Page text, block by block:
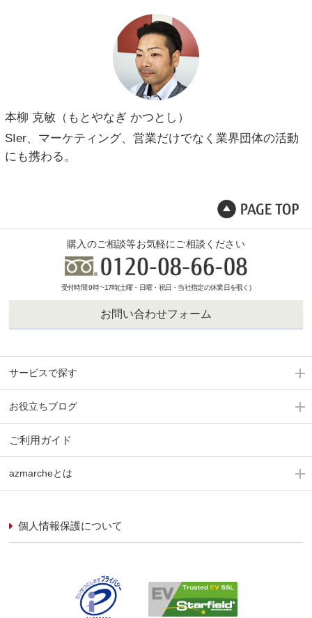
本柳 克敏（もとやなぎ かつとし）
SIer、マーケティング、営業だけでなく業界団体の活動
にも携わる。
購入のご相談等お気軽にご相談ください
受付時間 9時 ~17時(土曜・日曜・祝日・当社指定の休業日を覗く)
お問い合わせフォーム
サービスで探す
お役立ちブログ
ご利用ガイド
azmarcheとは
個人情報保護について